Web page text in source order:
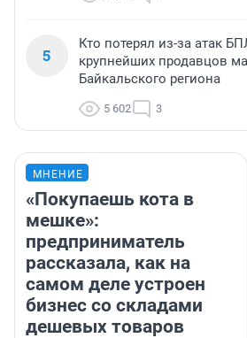
5
Кто потерял из-за атак
крупнейших продавцов
Байкальского региона
5 602 3
МНЕНИЕ
«Покупаешь кота в
мешке»:
предприниматель
рассказала, как на
самом деле устроен
бизнес со складами
дешевых товаров